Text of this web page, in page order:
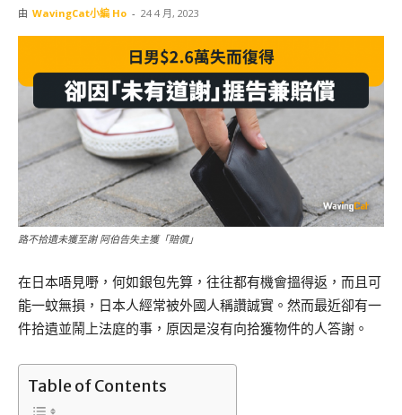
由 WavingCat小編 Ho - 24 4 月, 2023
路不拾遺未獲至謝 阿伯告失主獲「賠償」
在日本唔見嘢，何如銀包先算，往往都有機會搵得返，而且可
能一蚊無損，日本人經常被外國人稱讚誠實。然而最近卻有一
件拾遺並鬧上法庭的事，原因是沒有向拾獲物件的人答謝。
Table of Contents